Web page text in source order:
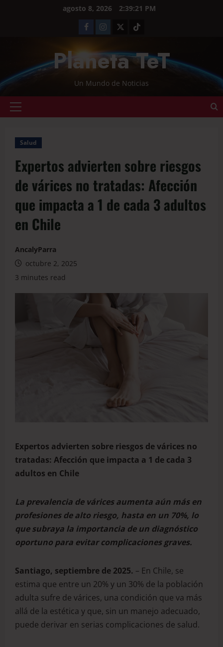
agosto 8, 2026 2:39:23 PM
Planeta TeT
Un Mundo de Noticias
Salud
Expertos advierten sobre riesgos
de várices no tratadas: Afección
que impacta a 1 de cada 3 adultos
en Chile
AncalyParra
octubre 2, 2025
3 minutes read
Expertos advierten sobre riesgos de várices no
tratadas: Afección que impacta a 1 de cada 3
adultos en Chile
La prevalencia de várices aumenta aún más en
profesiones de alto riesgo, hasta en un 70%, lo
que subraya la importancia de un diagnóstico
oportuno para evitar complicaciones graves.
Santiago, septiembre de 2025. – En Chile, se
estima que entre un 20% y un 30% de la población
adulta sufre de várices, una condición que va más
allá de la estética y que, sin un manejo adecuado,
puede derivar en serias complicaciones de salud.